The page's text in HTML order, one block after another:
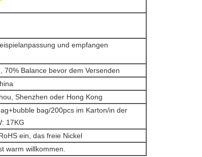
und empfangen
70% Balance bevor dem Versenden
Shenzhen oder Hong Kong
bag/200pcs im Karton/in der
17KG
ein, das freie Nickel
warm willkommen.